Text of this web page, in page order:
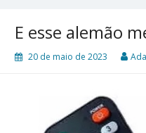
E esse alemão
20 de maio de 2023